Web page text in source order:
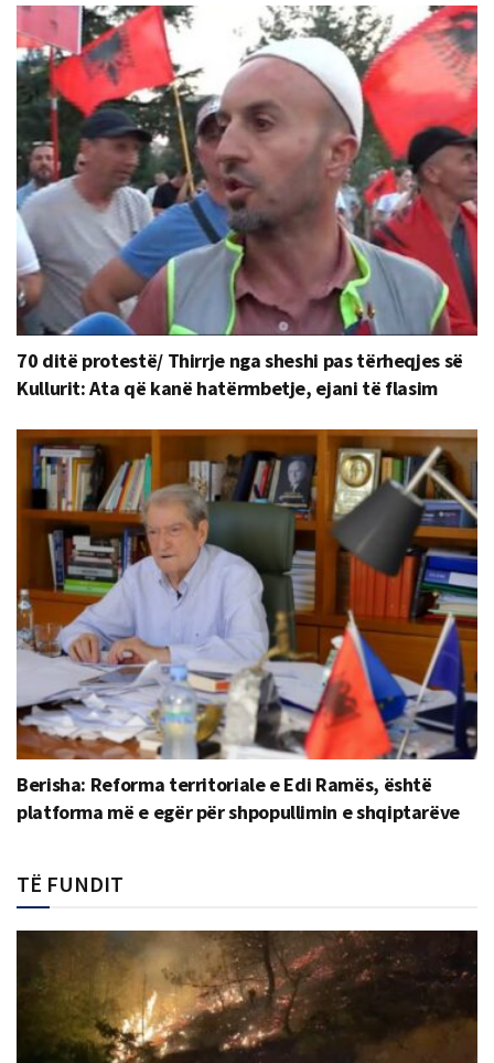
70 ditë protestë/ Thirrje nga sheshi pas tërheqjes së
Kullurit: Ata që kanë hatërmbetje, ejani të flasim
Berisha: Reforma territoriale e Edi Ramës, është
platforma më e egër për shpopullimin e shqiptarëve
TË FUNDIT